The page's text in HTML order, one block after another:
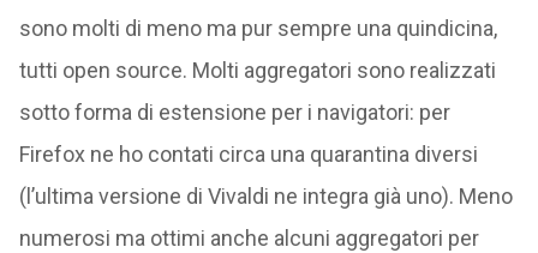
sono molti di meno ma pur sempre una quindicina,
tutti open source. Molti aggregatori sono realizzati
sotto forma di estensione per i navigatori: per
Firefox ne ho contati circa una quarantina diversi
(l’ultima versione di Vivaldi ne integra già uno). Meno
numerosi ma ottimi anche alcuni aggregatori per